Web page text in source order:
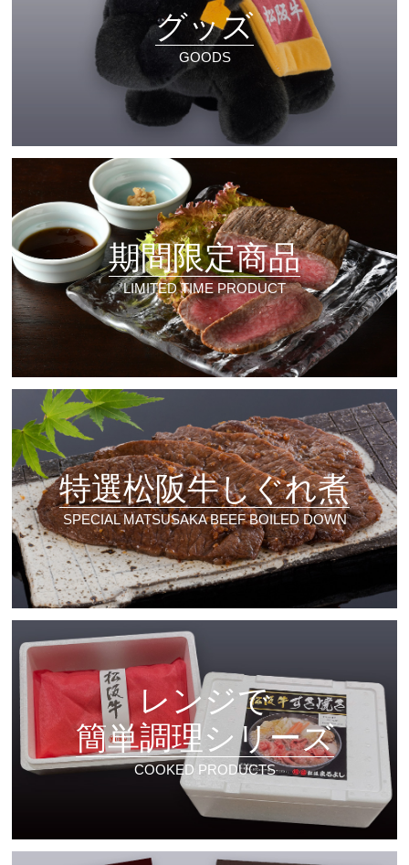
グッズ
GOODS
期間限定商品
LIMITED TIME PRODUCT
特選松阪牛しぐれ煮
SPECIAL MATSUSAKA BEEF BOILED DOWN
レンジで
簡単調理シリーズ
COOKED PRODUCTS